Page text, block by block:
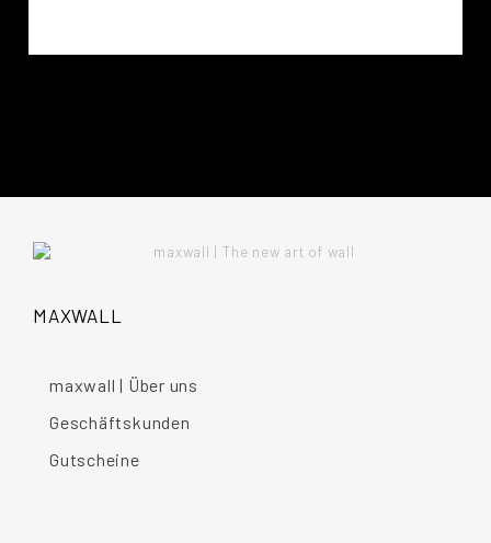
MAXWALL
maxwall | Über uns
Geschäftskunden
Gutscheine